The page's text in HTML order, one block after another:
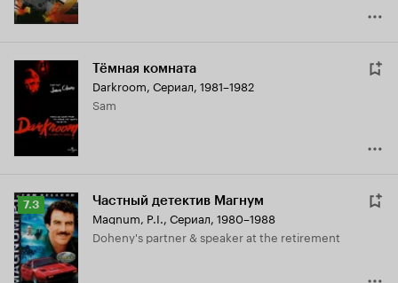
Тёмная комната
Darkroom, Сериал, 1981–1982
Sam
Рейтинг
Кинопоиска
7.3
7.3 Частный детектив Магнум
Magnum, P.I., Сериал, 1980–1988
Doheny's partner & speaker at the retirement